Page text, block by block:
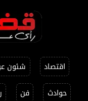
اقتصاد شئون
حوادث
فن